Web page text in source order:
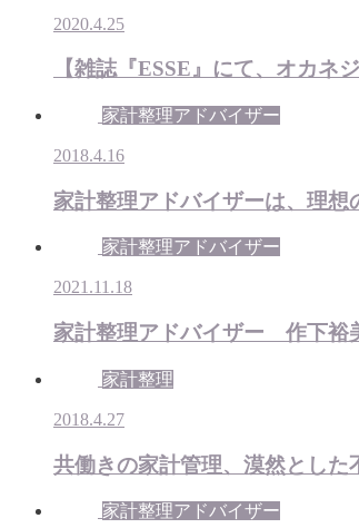
2020.4.25
【雑誌『ESSE』にて、オカ
家計整理アドバイザー
2018.4.16
家計整理アドバイザーは、理
家計整理アドバイザー
2021.11.18
家計整理アドバイザー 作下裕
家計整理
2018.4.27
共働きの家計管理、漠然とした
家計整理アドバイザー